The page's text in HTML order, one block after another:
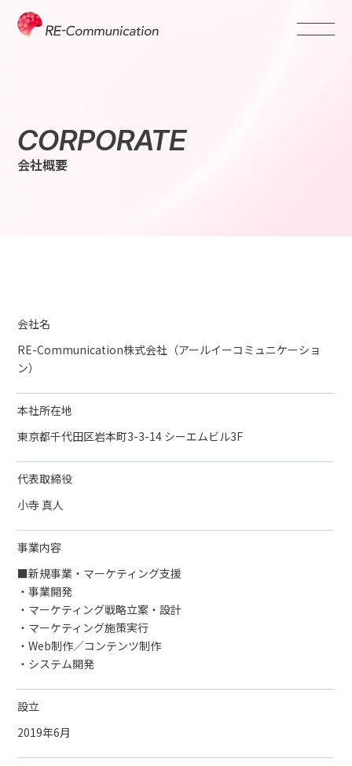
CORPORATE
会社概要
会社名
RE-Communication株式会社（アールイーコミュニケーショ
ン）
本社所在地
東京都千代田区岩本町3-3-14 シーエムビル3F
代表取締役
小寺 真人
事業内容
■新規事業・マーケティング支援
・事業開発
・マーケティング戦略立案・設計
・マーケティング施策実行
・Web制作／コンテンツ制作
・システム開発
設立
2019年6月